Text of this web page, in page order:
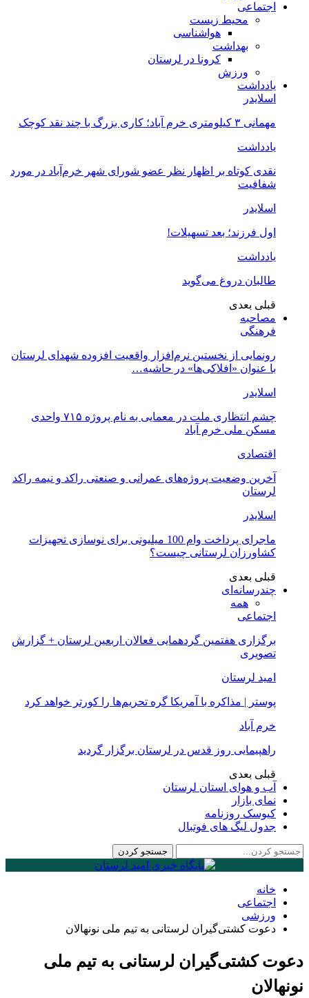
اجتماعی
محیط زیست
هواشناسی
بهداشت
کرونا در لرستان
ورزش
یادداشت
اسلایدر
مهمانی ۳ کیلومتری خرم آباد؛ کاری بزرگ با چند نقد کوچک
یادداشت
نقدی کوتاه بر اظهار نظر عضو شورای شهر خرم‌آباد در مورد
شفافیت
اسلایدر
اول فرزند؛ بعد تسهیلات!
یادداشت
طالبان دروغ می‌گوید
قبلی بعدی
مصاحبه
فرهنگی
رونمایی از نخستین نرم‌افزار واقعیت افزوده شهدای لرستان
با عنوان «افلاکی‌ها» در حاشیه…
اسلایدر
چشم انتظاری ملت در معمایی به نام پروژه ۷۱۵ واحدی
مسکن ملی خرم آباد
اقتصادی
آخرین وضعیت پروژه‌های عمرانی و صنعتی راکد و نیمه راکد
لرستان
اسلایدر
ماجرای پرداخت وام 100 میلیونی برای نوسازی تجهیزات
کشاورزان لرستانی چیست؟
قبلی بعدی
چندرسانه‌ای
همه
اجتماعی
برگزاری هفتمین گردهمایی فعالان اربعین لرستان + گزارش
تصویری
امید لرستان
پوستر | مذاکره با آمریکا گره تحریم‌ها را کورتر خواهد کرد
خرم آباد
راهپیمایی روز قدس در لرستان برگزار گردید
قبلی بعدی
آب و هوای استان لرستان
نمای بازار
کیوسک روزنامه
جدول لیگ های فوتبال
خانه
اجتماعی
ورزشی
دعوت کشتی‌گیران لرستانی به تیم ملی نونهالان
دعوت کشتی‌گیران لرستانی به تیم ملی
نونهالان